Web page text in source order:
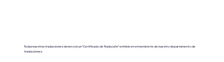
Todas nuestras traducciones vienen con un “Certificado de Traducción” emitido en el membrete de nuestro departamento de
traducciones.